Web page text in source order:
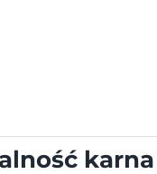
karna